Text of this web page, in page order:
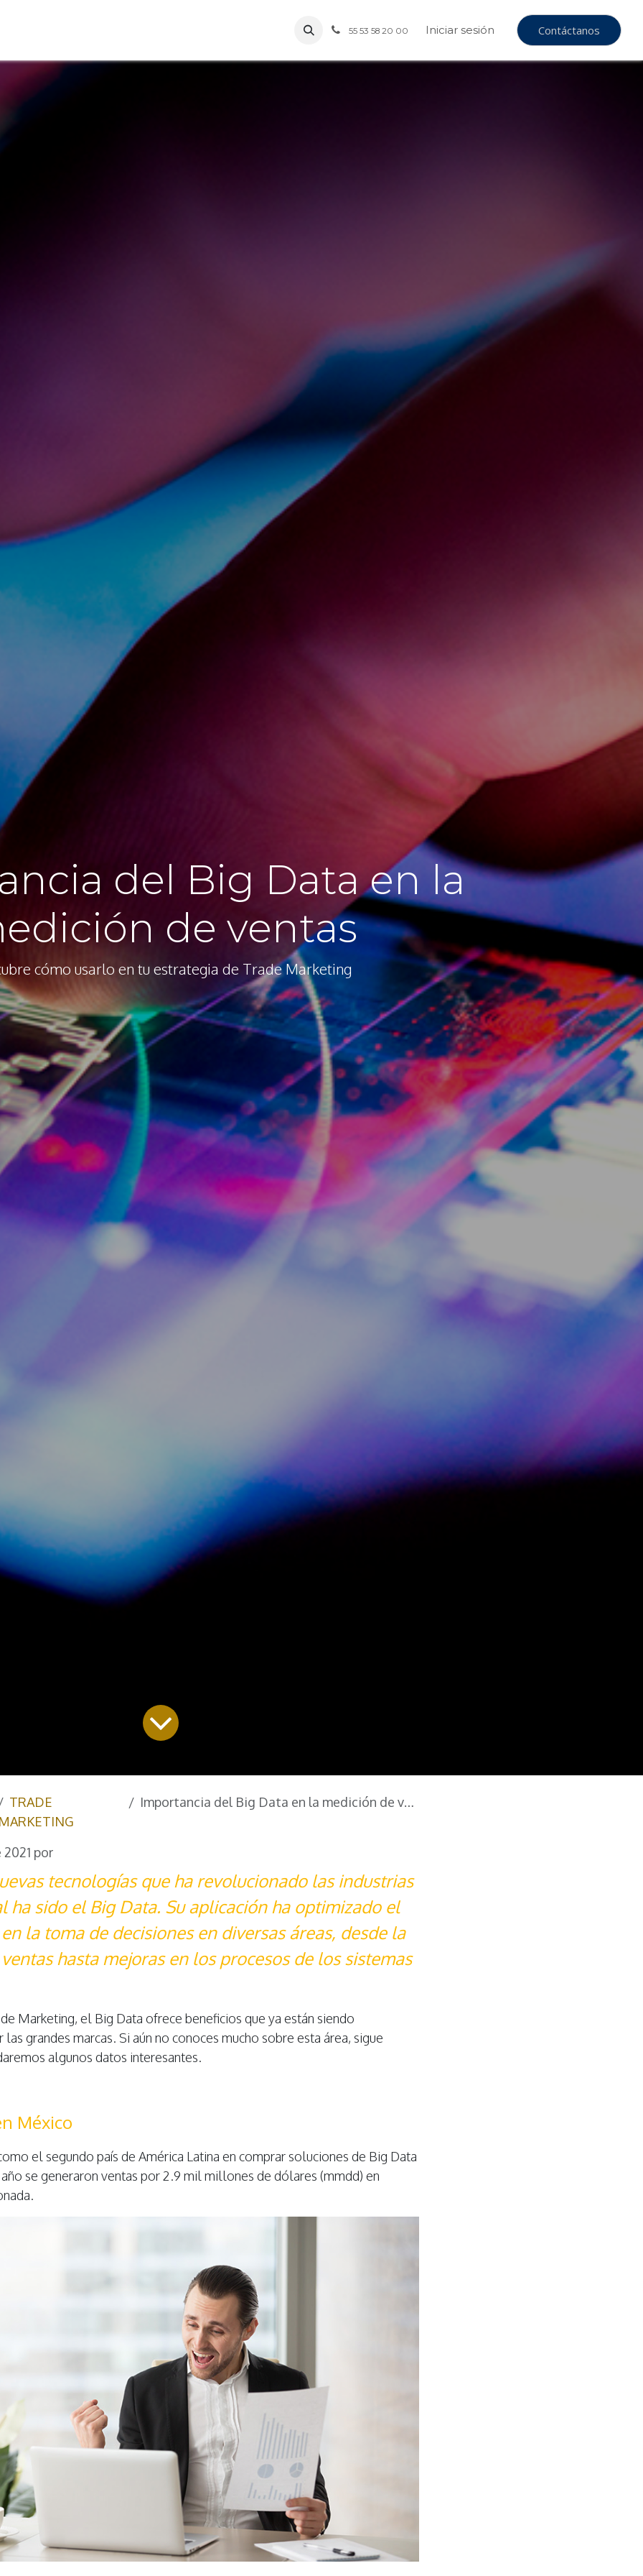
55 53 58 20 00 Iniciar sesión Contáctanos
del Big Data en la
de ventas
cómo usarlo en tu estrategia de Trade Marketing
TRADE
Importancia del Big Data en la medición de ventas
por
tecnologías que ha revolucionado las industrias
ha sido el Big Data. Su aplicación ha optimizado el
la toma de decisiones en diversas áreas, desde la
hasta mejoras en los procesos de los sistemas
Marketing, el Big Data ofrece beneficios que ya están siendo
grandes marcas. Si aún no conoces mucho sobre esta área, sigue
algunos datos interesantes.
México
el segundo país de América Latina en comprar soluciones de Big Data
año se generaron ventas por 2.9 mil millones de dólares (mmdd) en